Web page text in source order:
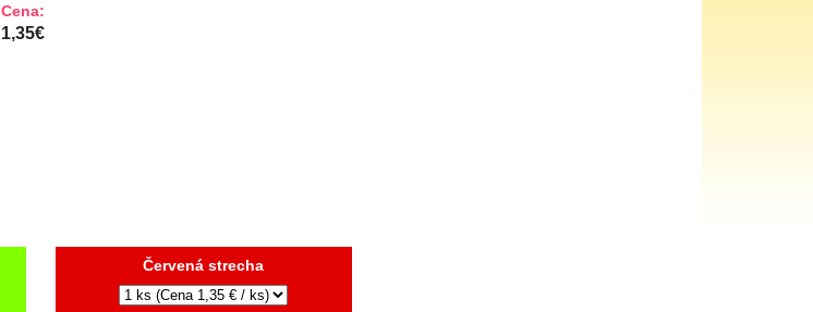
Cena:
1,35€
Červená strecha